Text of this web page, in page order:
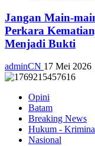
Jangan Main-
Perkara
Menjadi Bukti
adminCN 17 Mei 2026
Opini
Batam
Breaking News
Hukum -
Nasional